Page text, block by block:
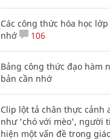
Các công thức hóa học
nhớ
106
Bảng công thức đạo hàm
bản cần nhớ
Clip lột tả chân thực cảnh
như 'chó với mèo', người
hiện một vấn đề trong